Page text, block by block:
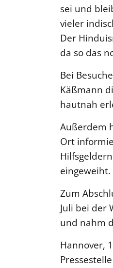
sei und
vieler
Der
da so das
Bei
Käßmann
hautnah
Außerdem
Ort
eingeweiht.
Zum
Juli bei der
und nahm
Hannover,